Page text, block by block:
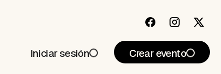
Iniciar sesión Crear evento